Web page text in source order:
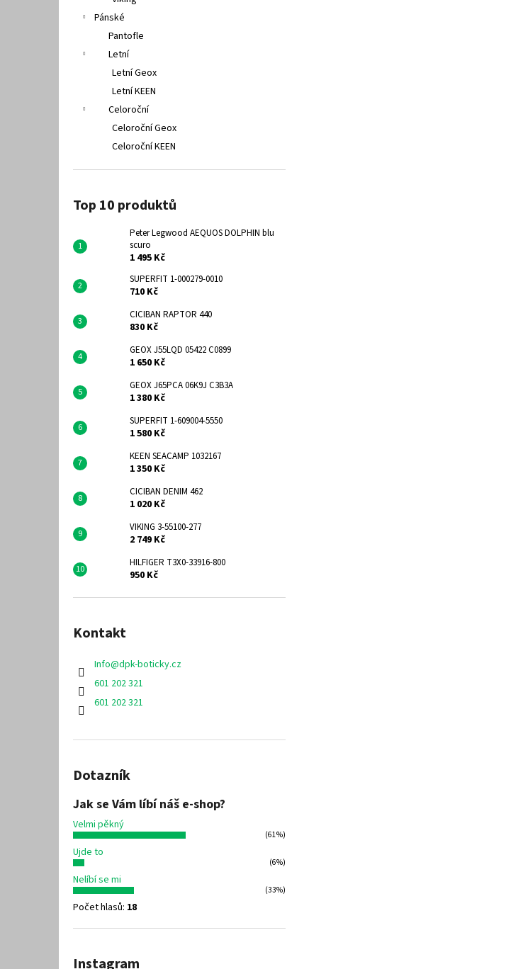
Pánské
Pantofle
Letní
Letní Geox
Letní KEEN
Celoroční
Celoroční Geox
Celoroční KEEN
Top 10 produktů
Peter Legwood AEQUOS DOLPHIN blu
scuro
1 495 Kč
SUPERFIT 1-000279-0010
710 Kč
CICIBAN RAPTOR 440
830 Kč
GEOX J55LQD 05422 C0899
1 650 Kč
GEOX J65PCA 06K9J C3B3A
1 380 Kč
SUPERFIT 1-609004-5550
1 580 Kč
KEEN SEACAMP 1032167
1 350 Kč
CICIBAN DENIM 462
1 020 Kč
VIKING 3-55100-277
2 749 Kč
HILFIGER T3X0-33916-800
950 Kč
Kontakt
Info@dpk-boticky.cz
601 202 321
601 202 321
Dotazník
Jak se Vám líbí náš e-shop?
Velmi pěkný
(61%)
Ujde to
(6%)
Nelíbí se mi
(33%)
Počet hlasů: 18
Instagram